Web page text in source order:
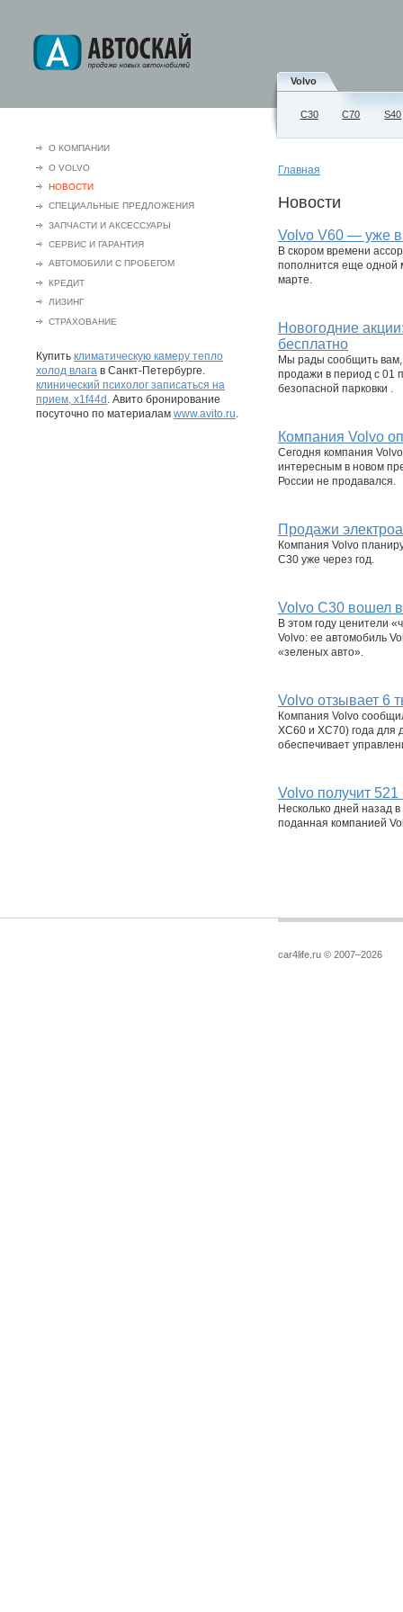
Volvo
С30 C70 S40
О КОМПАНИИ
О VOLVO
НОВОСТИ
СПЕЦИАЛЬНЫЕ ПРЕДЛОЖЕНИЯ
ЗАПЧАСТИ И АКСЕCСУАРЫ
СЕРВИС И ГАРАНТИЯ
АВТОМОБИЛИ С ПРОБЕГОМ
КРЕДИТ
ЛИЗИНГ
СТРАХОВАНИЕ
Купить климатическую камеру тепло
холод влага в Санкт-Петербурге.
клинический психолог записаться на
прием, x1f44d . Авито бронирование
посуточно по материалам www.avito.ru
Главная
Новости
Volvo V60 — уже
В скором времени
пополнится еще одной
марте.
Новогодние
бесплатно
Мы рады сообщить вам,
продажи в период с 01
безопасной парковки .
Компания Volvo
Сегодня компания
интересным в новом
России не продавался.
Продажи
Компания Volvo
C30 уже через год.
Volvo C30 вошел
В этом году ценители
Volvo: ее автомобиль
«зеленых авто».
Volvo отзывает 6
Компания Volvo
XC60 и XC70) года для
обеспечивает
Volvo получит
Несколько дней назад
поданная компанией
car4life.ru © 2007–2026